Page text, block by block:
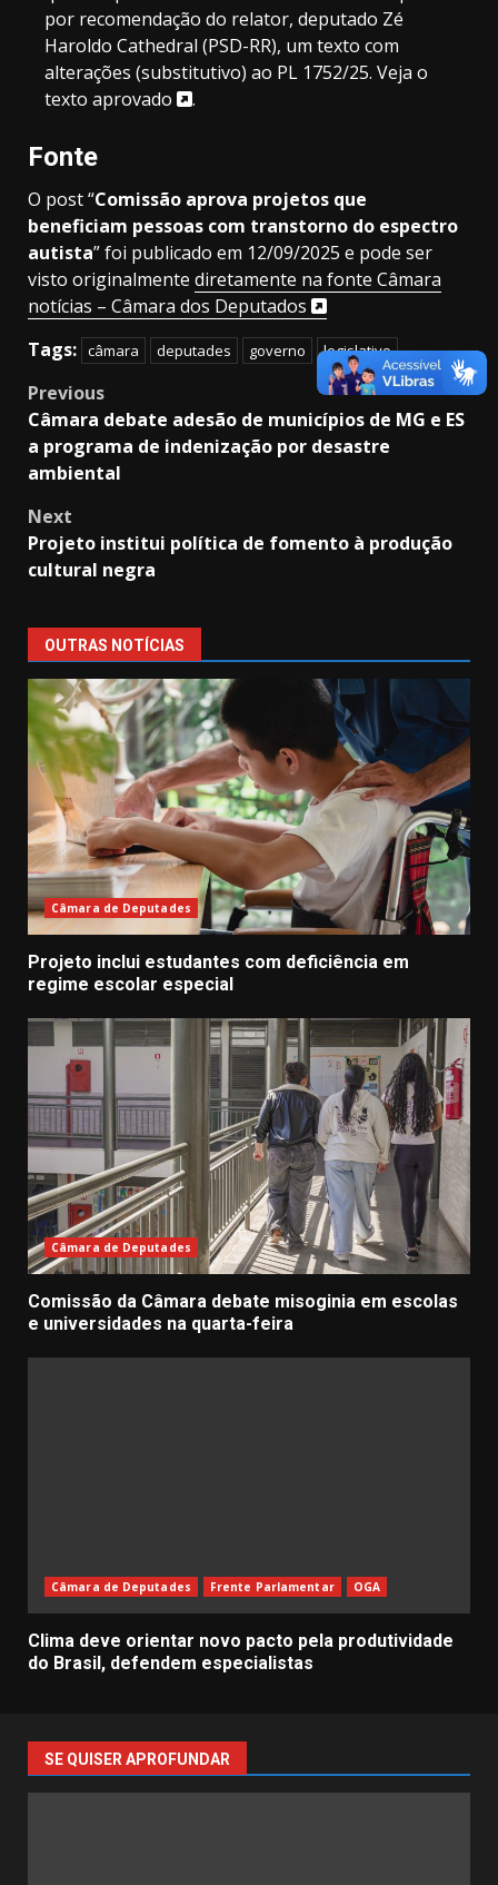
por recomendação do relator, deputado Zé
Haroldo Cathedral (PSD-RR), um texto com
alterações (substitutivo) ao PL 1752/25. Veja o
texto aprovado
.
Fonte
O post “Comissão aprova projetos que
beneficiam pessoas com transtorno do espectro
autista” foi publicado em 12/09/2025 e pode ser
visto originalmente diretamente na fonte Câmara
notícias – Câmara dos Deputados
Tags: câmara deputades governo legislativo
Post
navigation
Previous
Câmara debate adesão de municípios de MG e ES
a programa de indenização por desastre
ambiental
Next
Projeto institui política de fomento à produção
cultural negra
OUTRAS NOTÍCIAS
Câmara de Deputades
Projeto inclui estudantes com deficiência em
regime escolar especial
Câmara de Deputades
Comissão da Câmara debate misoginia em escolas
e universidades na quarta-feira
Câmara de Deputades Frente Parlamentar OGA
Clima deve orientar novo pacto pela produtividade
do Brasil, defendem especialistas
SE QUISER APROFUNDAR